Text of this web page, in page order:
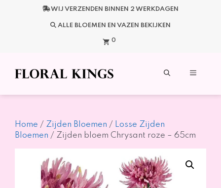
WIJ VERZENDEN BINNEN 2 WERKDAGEN
ALLE BLOEMEN EN VAZEN BEKIJKEN
0
Menu
Home / Zijden Bloemen / Losse Zijden
Bloemen / Zijden bloem Chrysant roze – 65cm